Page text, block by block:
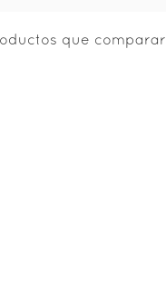
que comparar